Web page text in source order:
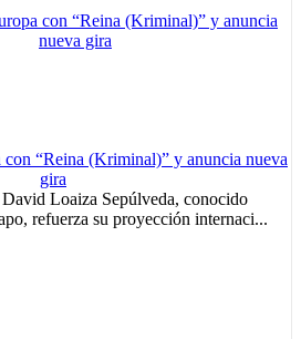
con “Reina (Kriminal)” y anuncia
nueva gira
Loaiza Sepúlveda, conocido
refuerza su proyección internaci...